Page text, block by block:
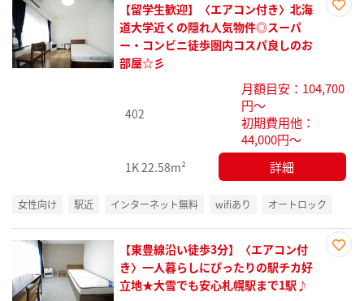
【留学生歓迎】〈エアコン付き〉北海
道大学近くの隠れ人気物件◎スーパ
ー・コンビニ徒歩圏内コスパ良しのお
部屋☆彡
402
月額目安：104,700
円～
初期費用他：
44,000円～
1K22.58m² 詳細
女性向け 駅近 インターネット無料 wifiあり オートロック
【東豊線沿い徒歩3分】〈エアコン付
き〉一人暮らしにぴったりの駅チカ好
立地★大雪でも安心札幌駅まで1駅♪